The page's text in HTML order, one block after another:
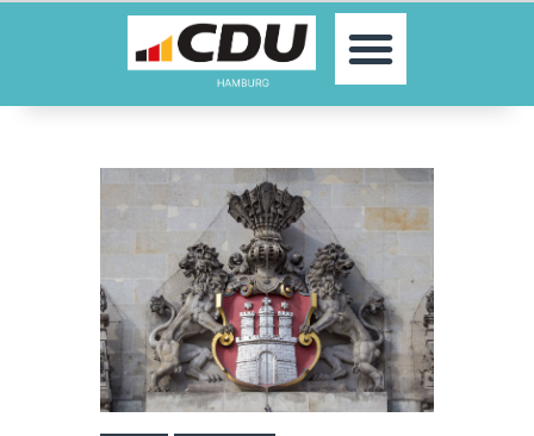
MOIN!
AKTUELLES
PARLAMENTE
KONTAKT
SPENDEN
MITGLIED WERDEN!